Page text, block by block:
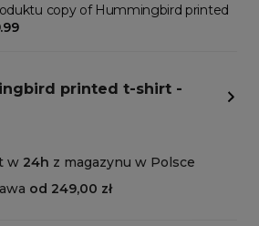
copy of Hummingbird printed
printed t-shirt -
w 24h z magazynu w Polsce
od 249,00 zł